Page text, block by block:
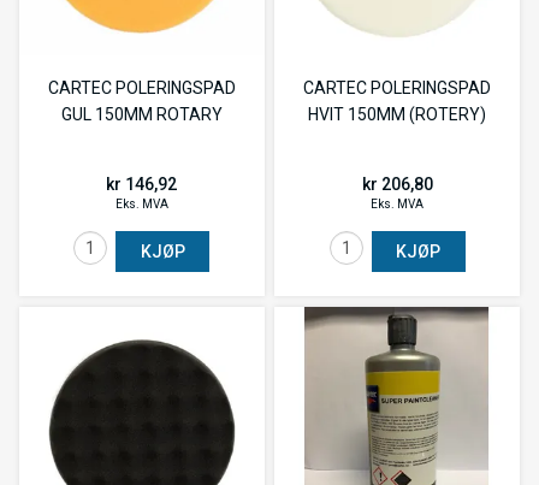
CARTEC POLERINGSPAD
GUL 150MM ROTARY
kr 146,92
Eks. MVA
KJØP
CARTEC POLERINGSPAD
HVIT 150MM (ROTERY)
kr 206,80
Eks. MVA
KJØP